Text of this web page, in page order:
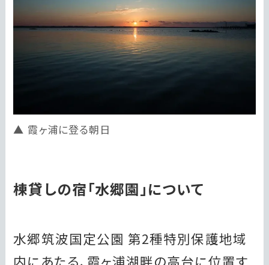
霞ヶ浦に登る朝日
棟貸しの宿「水郷園」について
水郷筑波国定公園 第2種特別保護地域
内にあたる、霞ヶ浦湖畔の高台に位置す